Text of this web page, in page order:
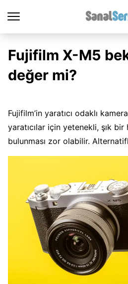
Fujifilm X-M5
değer mi?
Fujifilm’in yaratıcı odaklı
yaratıcılar için yetenekli, şık
bulunması zor olabilir.